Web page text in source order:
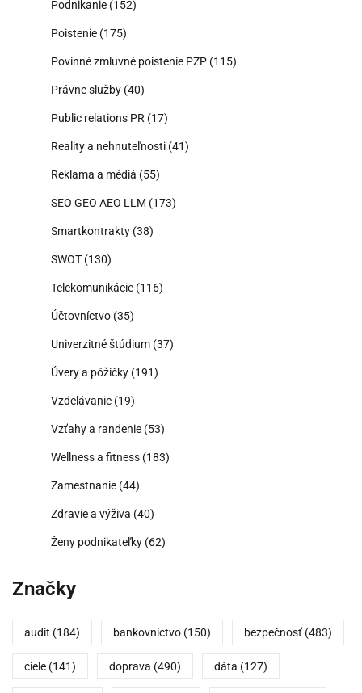
Podnikanie (152)
Poistenie (175)
Povinné zmluvné poistenie PZP (115)
Právne služby (40)
Public relations PR (17)
Reality a nehnuteľnosti (41)
Reklama a médiá (55)
SEO GEO AEO LLM (173)
Smartkontrakty (38)
SWOT (130)
Telekomunikácie (116)
Účtovníctvo (35)
Univerzitné štúdium (37)
Úvery a pôžičky (191)
Vzdelávanie (19)
Vzťahy a randenie (53)
Wellness a fitness (183)
Zamestnanie (44)
Zdravie a výživa (40)
Ženy podnikateľky (62)
Značky
audit (184) bankovníctvo (150) bezpečnosť (483)
ciele (141) doprava (490) dáta (127)